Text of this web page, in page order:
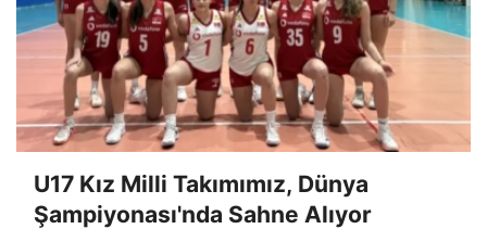
U17 Kız Milli Takımımız, Dünya
Şampiyonası'nda Sahne Alıyor